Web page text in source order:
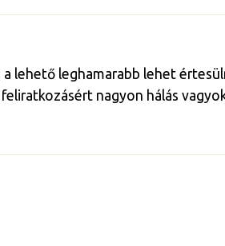
lehető leghamarabb lehet
nagyon hálás